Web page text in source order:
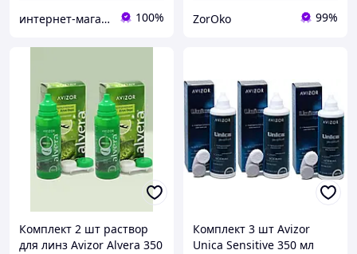
интернет-магазин "ВЗГЛЯД" 100% ZorOko 99%
Комплект 2 шт раствор
для линз Avizor Alvera 350
Комплект 3 шт Avizor
Unica Sensitive 350 мл